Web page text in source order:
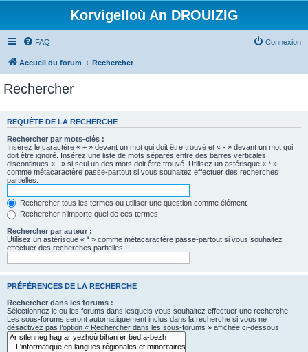
Korvigelloù An DROUIZIG
FAQ Connexion
Accueil du forum Rechercher
Rechercher
REQUÊTE DE LA RECHERCHE
Rechercher par mots-clés :
Insérez le caractère « + » devant un mot qui doit être trouvé et « - » devant un mot qui
doit être ignoré. Insérez une liste de mots séparés entre des barres verticales
discontinues « | » si seul un des mots doit être trouvé. Utilisez un astérisque « * »
comme métacaractère passe-partout si vous souhaitez effectuer des recherches
partielles.
Rechercher tous les termes ou utiliser une question comme élément
Rechercher n’importe quel de ces termes
Rechercher par auteur :
Utilisez un astérisque « * » comme métacaractère passe-partout si vous souhaitez
effectuer des recherches partielles.
PRÉFÉRENCES DE LA RECHERCHE
Rechercher dans les forums :
Sélectionnez le ou les forums dans lesquels vous souhaitez effectuer une recherche.
Les sous-forums seront automatiquement inclus dans la recherche si vous ne
désactivez pas l’option « Rechercher dans les sous-forums » affichée ci-dessous.